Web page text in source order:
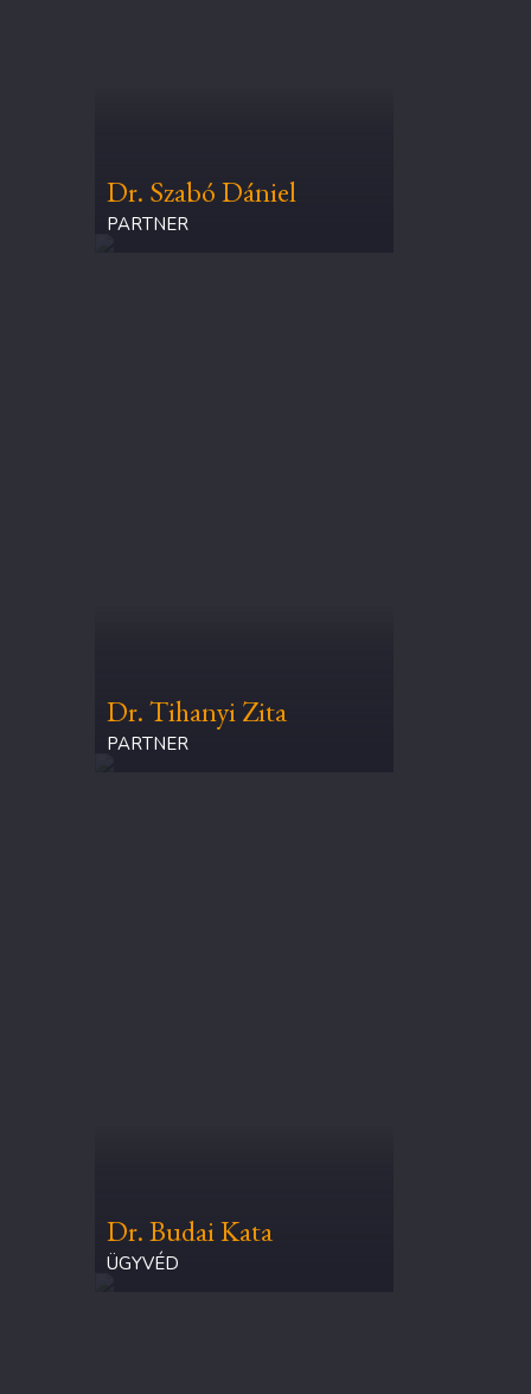
Dr. Szabó Dániel
PARTNER
Dr. Tihanyi Zita
PARTNER
Dr. Budai Kata
ÜGYVÉD